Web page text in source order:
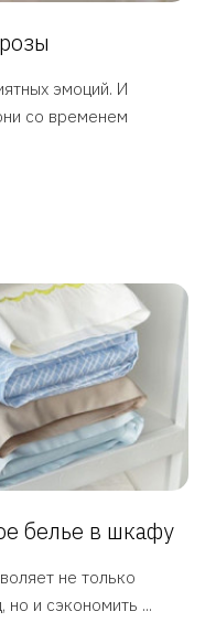
эмоций. И
со временем
белье в шкафу
не только
но и сэкономить ...